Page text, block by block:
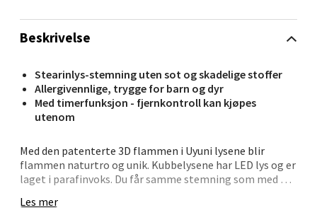
Beskrivelse
Stearinlys-stemning uten sot og skadelige stoffer
Allergivennlige, trygge for barn og dyr
Med timerfunksjon - fjernkontroll kan kjøpes
utenom
Med den patenterte 3D flammen i Uyuni lysene blir
flammen naturtro og unik. Kubbelysene har LED lys og er
laget i parafinvoks. Du får samme stemning som med et
du kan få ved å bruke vanlig stearinlys.Ved å kjøpe
Les mer
Narvik - Thon Senter Malmporten
Bolagsgata 1, 8514 Narvik
Åpent i dag 10-20
0 i butikk
Velg